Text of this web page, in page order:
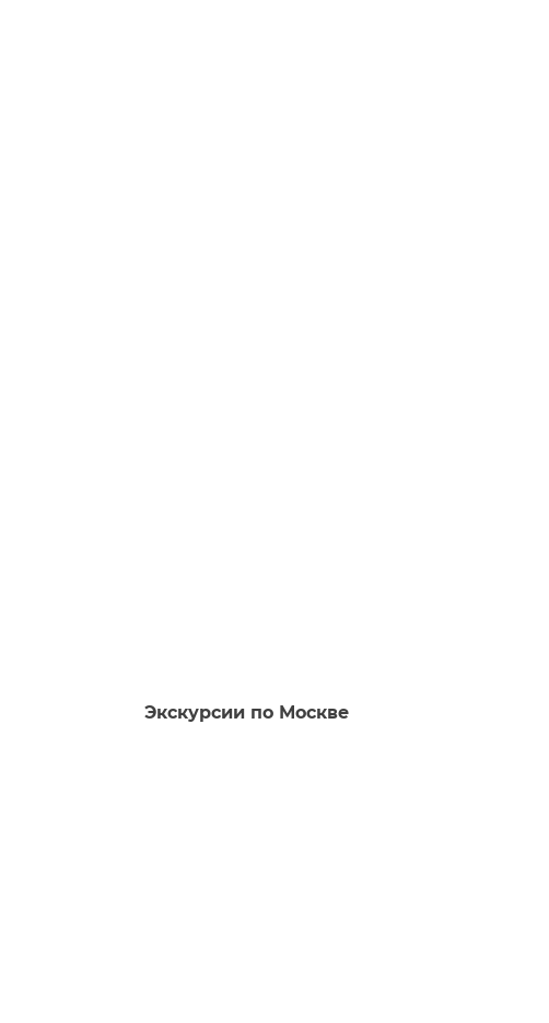
Экскурсии по Москве